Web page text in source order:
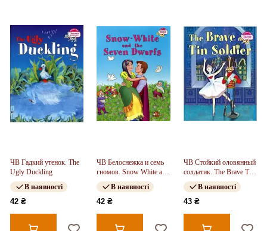
ЧВ Гадкий утенок. The
Ugly Duckling
В наявності
42 ₴
ЧВ Белоснежка и семь
гномов. Snow White and
the Seven Dwarfs
В наявності
42 ₴
ЧВ Стойкий оловянный
солдатик. The Brave Tin
Soldier
В наявності
43 ₴